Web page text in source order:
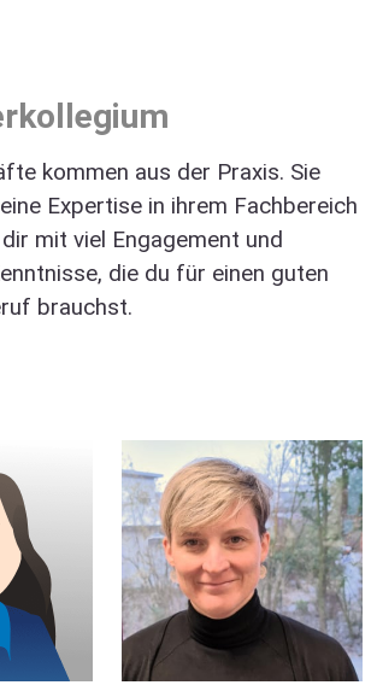
kommen aus der Praxis. Sie
Expertise in ihrem Fachbereich
mit viel Engagement und
die du für einen guten
brauchst.